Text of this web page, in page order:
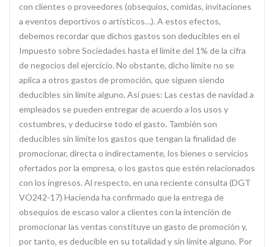
con clientes o proveedores (obsequios, comidas, invitaciones
a eventos deportivos o artísticos…). A estos efectos,
debemos recordar que dichos gastos son deducibles en el
Impuesto sobre Sociedades hasta el límite del 1% de la cifra
de negocios del ejercicio. No obstante, dicho límite no se
aplica a otros gastos de promoción, que siguen siendo
deducibles sin límite alguno. Así pues: Las cestas de navidad a
empleados se pueden entregar de acuerdo a los usos y
costumbres, y deducirse todo el gasto. También son
deducibles sin límite los gastos que tengan la finalidad de
promocionar, directa o indirectamente, los bienes o servicios
ofertados por la empresa, o los gastos que estén relacionados
con los ingresos. Al respecto, en una reciente consulta (DGT
VO242-17) Hacienda ha confirmado que la entrega de
obsequios de escaso valor a clientes con la intención de
promocionar las ventas constituye un gasto de promoción y,
por tanto, es deducible en su totalidad y sin límite alguno. Por